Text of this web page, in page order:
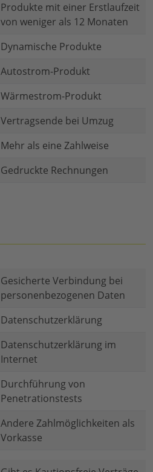
Produkte mit einer Erstlaufzeit
von weniger als 12 Monaten
Dynamische Produkte
Autostrom-Produkt
Wärmestrom-Produkt
Vertragsende bei Umzug
Mehr als eine Zahlweise
Gedruckte Rechnungen
Gesicherte Verbindung bei
personenbezogenen Daten
Datenschutzerklärung
Datenschutzerklärung im
Internet
Durchführung von
Penetrationstests
Andere Zahlmöglichkeiten als
Vorkasse